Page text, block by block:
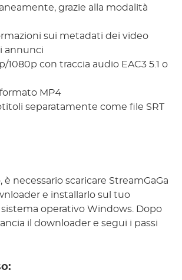
grazie alla modalità
sui metadati dei video
annunci
1080p con traccia audio EAC3 5.1 o
MP4
separatamente come file SRT
è necessario scaricare StreamGaGa
e installarlo sul tuo
operativo Windows. Dopo
il downloader e segui i passi